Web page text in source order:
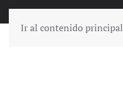
Ir al contenido principal